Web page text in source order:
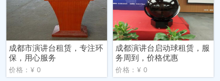
成都市演讲台租赁，专注环
保，用心服务
价格：¥ 0
成都演讲台启动球租赁，服
务周到，价格优惠
价格：¥ 0